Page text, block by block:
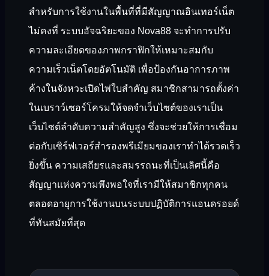
สำหรับการใช้งานในพื้นที่ที่มีสัญญาณอินเทอร์เน็ต
ไม่คงที่ ระบบอัจฉริยะของ Nova88 จะทำการปรับ
ความละเอียดของภาพกราฟิกให้เหมาะสมกับ
ความเร็วเน็ตโดยอัตโนมัติ เพื่อป้องกันอาการภาพ
ค้างในจังหวะเปิดไพ่ใบสำคัญ สมาชิกสามารถตั้งค่า
ในเบราว์เซอร์โครมให้จดจำเว็บไซต์ของเราเป็น
เว็บไซต์ลำดับความสำคัญสูง ซึ่งจะช่วยให้การเชื่อม
ต่อกับเซิร์ฟเวอร์สำรองพรีเมียมของเราทำได้รวดเร็ว
ยิ่งขึ้น ความเสถียรและสมรรถนะที่เป็นเลิศนี้คือ
สัญญาแห่งความพึงพอใจที่เรามีให้สมาชิกทุกคน
ตลอดอายุการใช้งานบนระบบปฏิบัติการแอนดรอยด์
ที่ทันสมัยที่สุด